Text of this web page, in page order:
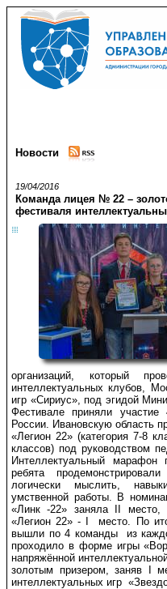
Новости
19/04/2016
Команда лицея № 22 –
фестиваля
организаций, который
интеллектуальных клубов,
игр «Сириус», под эгидой
Фестивале приняли
России. Ивановскую область
«Легион 22» (категория 7-8
классов) под руководством
Интеллектуальный марафон
ребята
логически мыслить,
умственной работы. В
«Линк -22» заняла II место,
«Легион 22» - I место. По
вышли по 4 команды из
проходило в форме игры
напряжённой
золотым призером, заняв I
интеллектуальных игр